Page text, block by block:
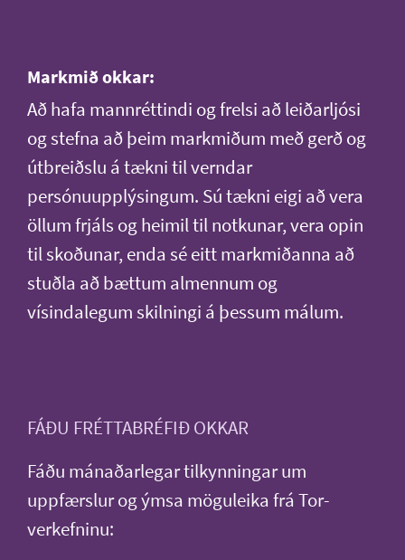
Markmið okkar:
Að hafa mannréttindi og frelsi að leiðarljósi
og stefna að þeim markmiðum með gerð og
útbreiðslu á tækni til verndar
persónuupplýsingum. Sú tækni eigi að vera
öllum frjáls og heimil til notkunar, vera opin
til skoðunar, enda sé eitt markmiðanna að
stuðla að bættum almennum og
vísindalegum skilningi á þessum málum.
FÁÐU FRÉTTABRÉFIÐ OKKAR
Fáðu mánaðarlegar tilkynningar um
uppfærslur og ýmsa möguleika frá Tor-
verkefninu: